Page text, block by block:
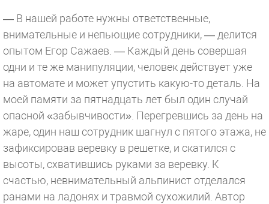
— В нашей работе нужны ответственные,
внимательные и непьющие сотрудники, — делится
опытом Егор Сажаев. — Каждый день совершая
одни и те же манипуляции, человек действует уже
на автомате и может упустить какую-то деталь. На
моей памяти за пятнадцать лет был один случай
опасной «забывчивости». Перегревшись за день на
жаре, один наш сотрудник шагнул с пятого этажа, не
зафиксировав веревку в решетке, и скатился с
высоты, схватившись руками за веревку. К
счастью, невнимательный альпинист отделался
ранами на ладонях и травмой сухожилий. Автор